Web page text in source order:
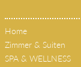
Home
Zimmer & Suiten
SPA & WELLNESS